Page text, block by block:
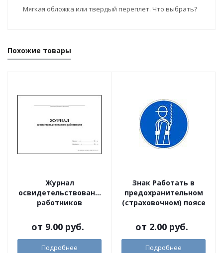
Мягкая обложка или твердый переплет. Что выбрать?
Похожие товары
Журнал
освидетельствования
работников
от 9.00 руб.
Подробнее
Знак Работать в
предохранительном
(страховочном) поясе
от 2.00 руб.
Подробнее